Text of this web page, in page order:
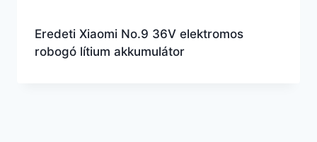
Eredeti Xiaomi No.9 36V elektromos
robogó lítium akkumulátor